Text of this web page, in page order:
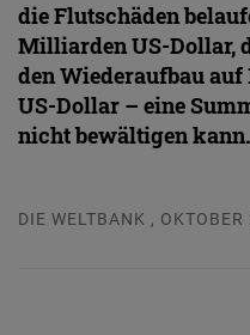
die Flutschäden
Milliarden US-Dollar,
den Wiederaufbau
US-Dollar – eine
nicht bewältigen kann.
DIE WELTBANK ,